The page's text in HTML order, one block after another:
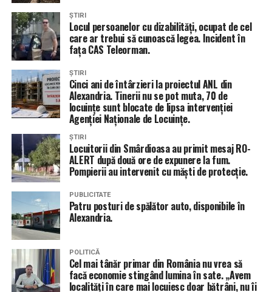
ȘTIRI
Locul persoanelor cu dizabilități, ocupat de cel
care ar trebui să cunoască legea. Incident în
fața CAS Teleorman.
ȘTIRI
Cinci ani de întârzieri la proiectul ANL din
Alexandria. Tinerii nu se pot muta, 70 de
locuințe sunt blocate de lipsa intervenției
Agenției Naționale de Locuințe.
ȘTIRI
Locuitorii din Smârdioasa au primit mesaj RO-
ALERT după două ore de expunere la fum.
Pompierii au intervenit cu măști de protecție.
PUBLICITATE
Patru posturi de spălător auto, disponibile în
Alexandria.
POLITICĂ
Cel mai tânăr primar din România nu vrea să
facă economie stingând lumina în sate. „Avem
localități în care mai locuiesc doar bătrâni, nu îi